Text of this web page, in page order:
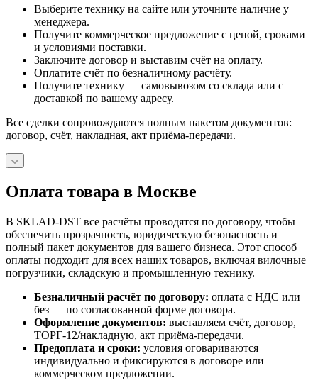
Выберите технику на сайте или уточните наличие у
менеджера.
Получите коммерческое предложение с ценой, сроками
и условиями поставки.
Заключите договор и выставим счёт на оплату.
Оплатите счёт по безналичному расчёту.
Получите технику — самовывозом со склада или с
доставкой по вашему адресу.
Все сделки сопровождаются полным пакетом документов:
договор, счёт, накладная, акт приёма-передачи.
Оплата товара в Москве
В SKLAD-DST все расчёты проводятся по договору, чтобы
обеспечить прозрачность, юридическую безопасность и
полный пакет документов для вашего бизнеса. Этот способ
оплаты подходит для всех наших товаров, включая вилочные
погрузчики, складскую и промышленную технику.
Безналичный расчёт по договору: оплата с НДС или
без — по согласованной форме договора.
Оформление документов: выставляем счёт, договор,
ТОРГ-12/накладную, акт приёма-передачи.
Предоплата и сроки: условия оговариваются
индивидуально и фиксируются в договоре или
коммерческом предложении.